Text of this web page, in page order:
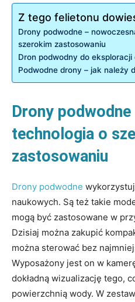
Z tego felietonu
Drony podwodne –
szerokim zastosowaniu
Dron podwodny do eksploracji
Podwodne drony – jak należy
Drony
technologia o
zastosowaniu
Drony podwodne
naukowych. Są też takie
mogą być zastosowane w
Dzisiaj można zakupić
można sterować bez
Wyposażony jest on w
dokładną wizualizację tego,
powierzchnią wody. W